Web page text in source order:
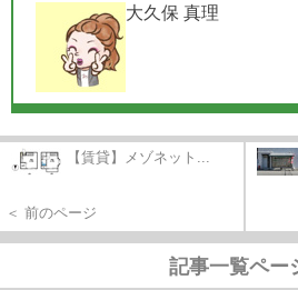
大久保 真理
【賃貸】メゾネット...
＜ 前のページ
記事一覧ペー